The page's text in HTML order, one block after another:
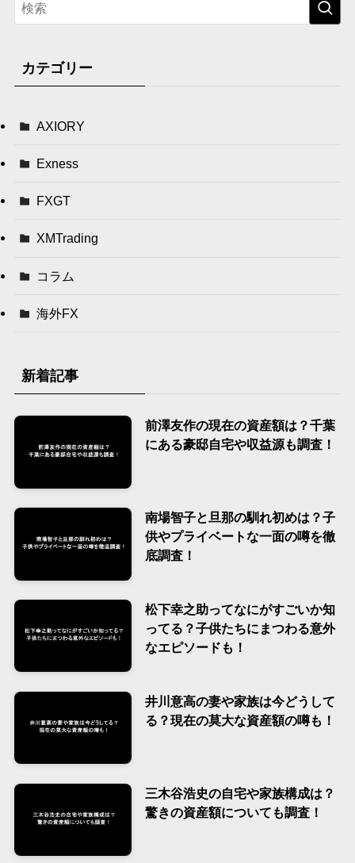
カテゴリー
AXIORY
Exness
FXGT
XMTrading
コラム
海外FX
新着記事
前澤友作の現在の資産額は？千葉
にある豪邸自宅や収益源も調査！
南場智子と旦那の馴れ初めは？子
供やプライベートな一面の噂を徹
底調査！
松下幸之助ってなにがすごいか知
ってる？子供たちにまつわる意外
なエピソードも！
井川意高の妻や家族は今どうして
る？現在の莫大な資産額の噂も！
三木谷浩史の自宅や家族構成は？
驚きの資産額についても調査！